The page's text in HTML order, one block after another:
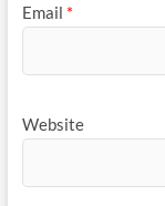
Email *
Website